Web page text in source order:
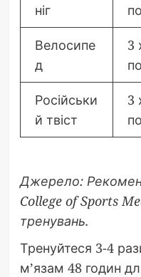
ніг
Велосипе
д
3
Російськи
й твіст
3
Джерело:
College of Sports
тренувань.
Тренуйтеся 3-4
м’язам 48 годин